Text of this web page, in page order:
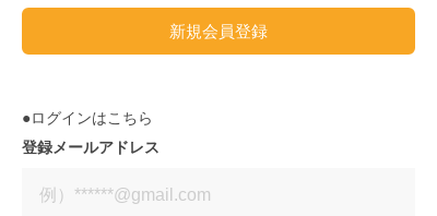
新規会員登録
●ログインはこちら
登録メールアドレス